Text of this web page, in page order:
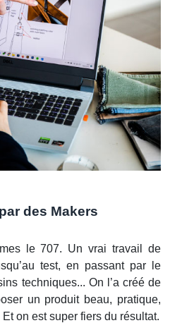
des Makers
le 707. Un vrai travail de
test, en passant par le
techniques... On l’a créé de
un produit beau, pratique,
on est super fiers du résultat.